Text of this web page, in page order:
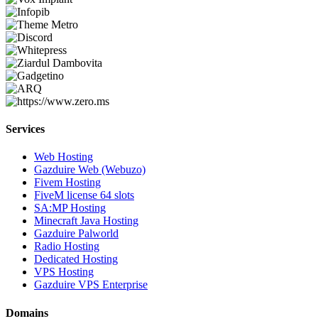
Services
Web Hosting
Gazduire Web (Webuzo)
Fivem Hosting
FiveM license 64 slots
SA:MP Hosting
Minecraft Java Hosting
Gazduire Palworld
Radio Hosting
Dedicated Hosting
VPS Hosting
Gazduire VPS Enterprise
Domains